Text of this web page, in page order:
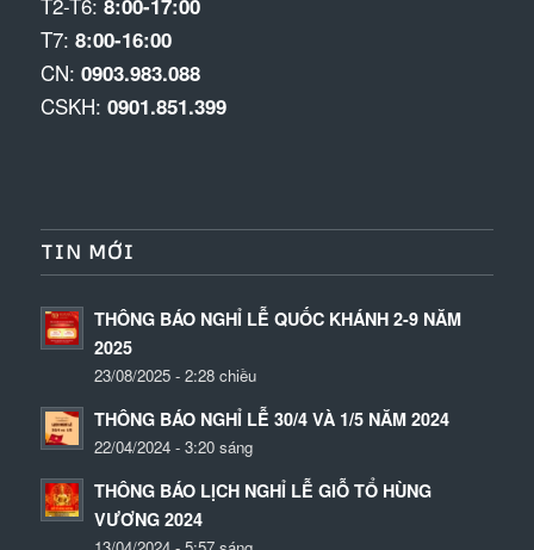
8:00-17:00
T7: 8:00-16:00
CN: 0903.983.088
CSKH: 0901.851.399
TIN MỚI
THÔNG BÁO NGHỈ LỄ QUỐC KHÁNH 2-9 NĂM
2025
23/08/2025 - 2:28 chiều
THÔNG BÁO NGHỈ LỄ 30/4 VÀ 1/5 NĂM 2024
22/04/2024 - 3:20 sáng
THÔNG BÁO LỊCH NGHỈ LỄ GIỖ TỔ HÙNG
VƯƠNG 2024